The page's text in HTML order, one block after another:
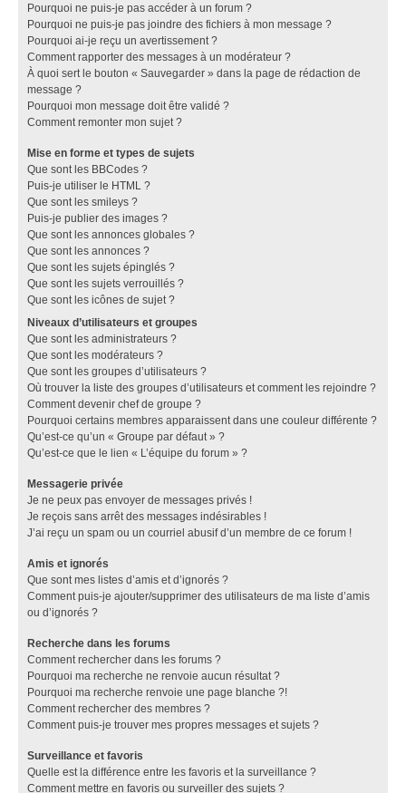
Pourquoi ne puis-je pas accéder à un forum ?
Pourquoi ne puis-je pas joindre des fichiers à mon message ?
Pourquoi ai-je reçu un avertissement ?
Comment rapporter des messages à un modérateur ?
À quoi sert le bouton « Sauvegarder » dans la page de rédaction de
message ?
Pourquoi mon message doit être validé ?
Comment remonter mon sujet ?
Mise en forme et types de sujets
Que sont les BBCodes ?
Puis-je utiliser le HTML ?
Que sont les smileys ?
Puis-je publier des images ?
Que sont les annonces globales ?
Que sont les annonces ?
Que sont les sujets épinglés ?
Que sont les sujets verrouillés ?
Que sont les icônes de sujet ?
Niveaux d’utilisateurs et groupes
Que sont les administrateurs ?
Que sont les modérateurs ?
Que sont les groupes d’utilisateurs ?
Où trouver la liste des groupes d’utilisateurs et comment les rejoindre ?
Comment devenir chef de groupe ?
Pourquoi certains membres apparaissent dans une couleur différente ?
Qu’est-ce qu’un « Groupe par défaut » ?
Qu’est-ce que le lien « L’équipe du forum » ?
Messagerie privée
Je ne peux pas envoyer de messages privés !
Je reçois sans arrêt des messages indésirables !
J’ai reçu un spam ou un courriel abusif d’un membre de ce forum !
Amis et ignorés
Que sont mes listes d’amis et d’ignorés ?
Comment puis-je ajouter/supprimer des utilisateurs de ma liste d’amis
ou d’ignorés ?
Recherche dans les forums
Comment rechercher dans les forums ?
Pourquoi ma recherche ne renvoie aucun résultat ?
Pourquoi ma recherche renvoie une page blanche ?!
Comment rechercher des membres ?
Comment puis-je trouver mes propres messages et sujets ?
Surveillance et favoris
Quelle est la différence entre les favoris et la surveillance ?
Comment mettre en favoris ou surveiller des sujets ?